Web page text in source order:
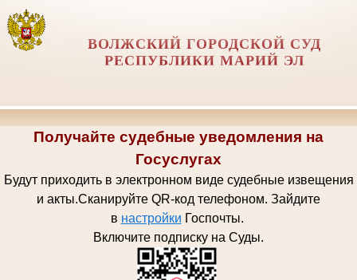
ВОЛЖСКИЙ ГОРОДСКОЙ СУД
РЕСПУБЛИКИ МАРИЙ ЭЛ
Получайте судебные уведомления на
Госуслугах
Будут приходить в электронном виде судебные извещения
и акты.Сканируйте QR-код телефоном. Зайдите
в настройки Госпочты.
Включите подписку на Суды.